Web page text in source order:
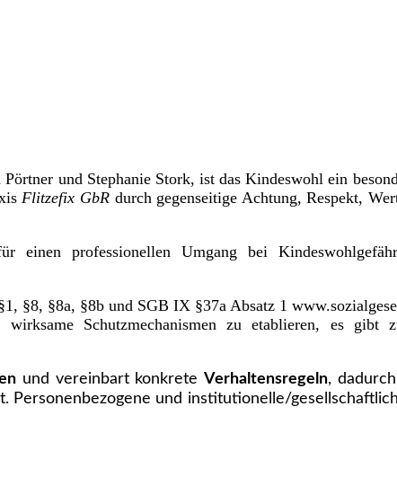
und Stephanie Stork, ist das Kindeswohl ein
Flitzefix GbRdurch gegenseitige Achtung, Respekt,
einen professionellen Umgang bei
§8, §8a, §8b und SGB IX §37a Absatz 1
Schutzmechanismen zu etablieren, es gibt
und vereinbart konkreteVerhaltensregeln,
Personenbezogene und institutionelle/